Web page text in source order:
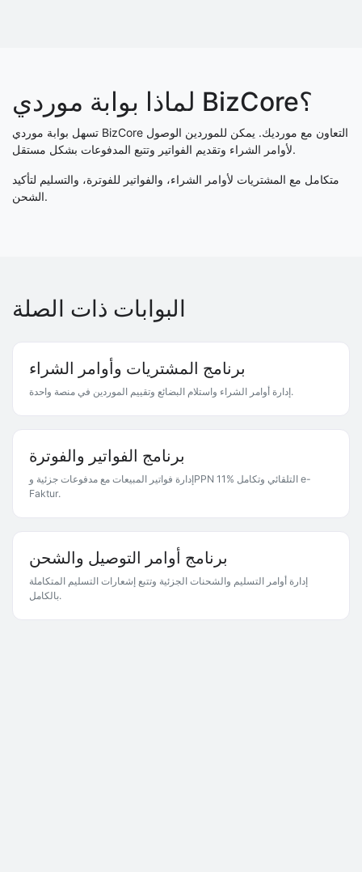
لماذا بوابة موردي BizCore؟
تسهل بوابة موردي BizCore التعاون مع مورديك. يمكن للموردين الوصول
لأوامر الشراء وتقديم الفواتير وتتبع المدفوعات بشكل مستقل.
متكامل مع المشتريات لأوامر الشراء، والفواتير للفوترة، والتسليم لتأكيد
الشحن.
البوابات ذات الصلة
برنامج المشتريات وأوامر الشراء
إدارة أوامر الشراء واستلام البضائع وتقييم الموردين في منصة واحدة.
برنامج الفواتير والفوترة
إدارة فواتير المبيعات مع مدفوعات جزئية وPPN 11% التلقائي وتكامل e-
Faktur.
برنامج أوامر التوصيل والشحن
إدارة أوامر التسليم والشحنات الجزئية وتتبع إشعارات التسليم المتكاملة
بالكامل.